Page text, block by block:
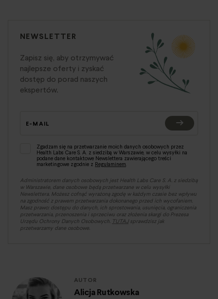
NEWSLETTER
Zapisz się, aby otrzymywać
najlepsze oferty i zyskać
dostęp do porad naszych
ekspertów.
E-MAIL
Zgadzam się na przetwarzanie moich danych osobowych przez
Health Labs Care S. A. z siedzibą w Warszawie, w celu wysyłki na
podane dane kontaktowe Newslettera zawierającego treści
marketingowe zgodnie z Regulaminem.
Administratorem danych osobowych jest Health Labs Care S. A. z siedzibą
w Warszawie, dane osobowe będą przetwarzane w celu wysyłki
Newslettera. Możesz cofnąć wyrażoną zgodę w każdym czasie bez wpływu
na zgodność z prawem przetwarzania dokonanego przed ich wycofaniem.
Masz prawo: dostępu do danych, ich sprostowania, usunięcia, ograniczenia
przetwarzania, przenoszenia i sprzeciwu oraz złożenia skargi do Prezesa
Urzędu Ochrony Danych Osobowych. TUTAJsprawdzisz jak
przetwarzamy dane osobowe.
AUTOR
Alicja Rutkowska